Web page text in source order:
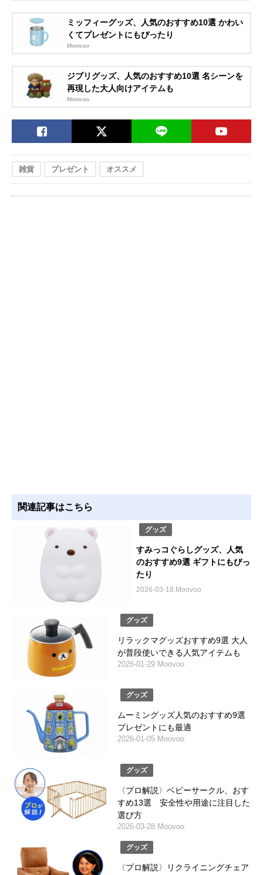
ミッフィーグッズ、人気のおすすめ10選 かわい
くてプレゼントにもぴったり
Moovoo
ジブリグッズ、人気のおすすめ10選 名シーンを
再現した大人向けアイテムも
Moovoo
雑貨 プレゼント オススメ
関連記事はこちら
グッズ
すみっコぐらしグッズ、人気
のおすすめ9選 ギフトにもぴっ
たり
2026-03-18 Moovoo
グッズ
リラックマグッズおすすめ9選 大人
が普段使いできる人気アイテムも
2026-01-29 Moovoo
グッズ
ムーミングッズ人気のおすすめ9選
プレゼントにも最適
2026-01-05 Moovoo
グッズ
〈プロ解説〉ベビーサークル、おす
すめ13選 安全性や用途に注目した
選び方
2026-03-28 Moovoo
グッズ
〈プロ解説〉リクライニングチェア